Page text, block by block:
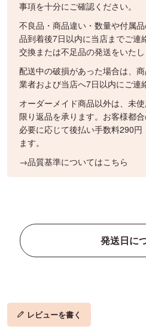
事項を十分にご確認ください。
不良品・商品違い・数量や付属
品到着後7日以内に当店までご連
交換または不足品の発送をいたし
配送中の破損があった場合は、
業者および当店へ7日以内にご連
オーダーメイド商品以外は、未
限り返品を承ります。お客様都
必要に応じて後払い手数料290円
ます。
→品質基準についてはこちら
発送日に
レビューを書く